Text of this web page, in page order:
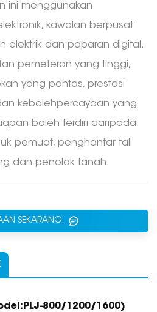
ini menggunakan
kawalan berpusat
elektrik dan paparan digital.
pemeteran yang tinggi,
yang pantas, prestasi
kebolehpercayaan yang
boleh terdiri daripada
pemuat, penghantar tali
dan penolak tanah.
SEKARANG
PLJ-800/1200/1600)